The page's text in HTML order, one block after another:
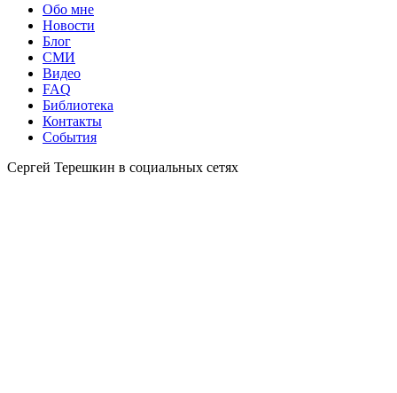
Обо мне
Новости
Блог
СМИ
Видео
FAQ
Библиотека
Контакты
События
Сергей Терешкин в социальных сетях